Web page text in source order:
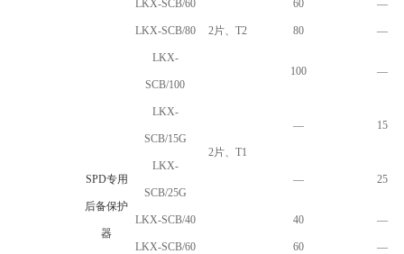
SPD专用
后备保护
器
2片、T2
LKX-SCB/60 60 —
LKX-SCB/80 80 —
LKX-
SCB/100
100 —
LKX-
SCB/15G
2片、T1
— 15
LKX-
SCB/25G
— 25
LKX-SCB/40 40 —
LKX-SCB/60 60 —